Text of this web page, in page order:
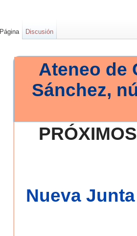
Ateneo de
Sánchez,
Nueva
Página Discusión